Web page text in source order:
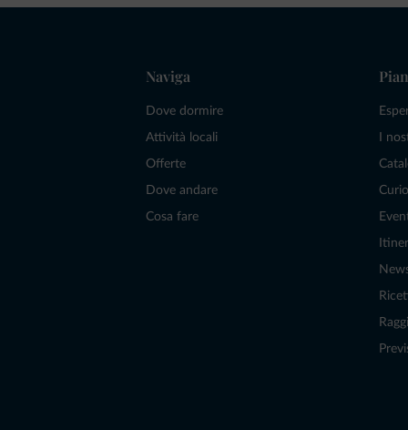
Naviga
Dove dormire
Attività locali
Offerte
Dove andare
Cosa fare
I